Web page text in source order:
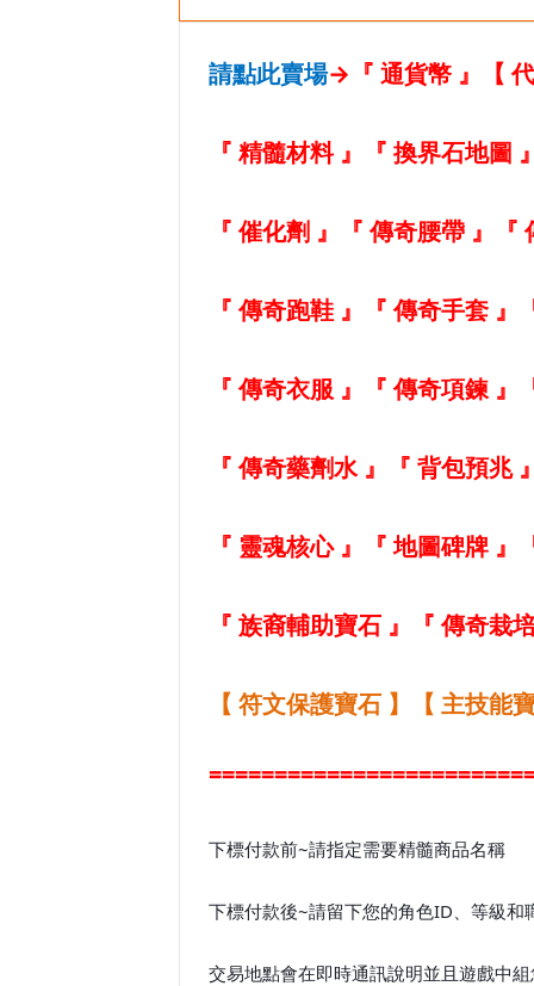
請點此賣場→ 『 通貨幣 』 【
『 精髓材料 』 『 換界石地圖
『 催化劑 』 『 傳奇腰帶 』
『 傳奇跑鞋 』 『 傳奇手套 』
『 傳奇衣服 』 『 傳奇項鍊 』
『 傳奇藥劑水 』 『 背包預兆
『 靈魂核心 』 『 地圖碑牌 』
『 族裔輔助寶石 』 『 傳奇栽
【 符文保護寶石 】 【 主技能
下標付款前~請指定需要精髓商品名稱
下標付款後~請留下您的角色ID、等級和
交易地點會在即時通訊說明並且遊戲中